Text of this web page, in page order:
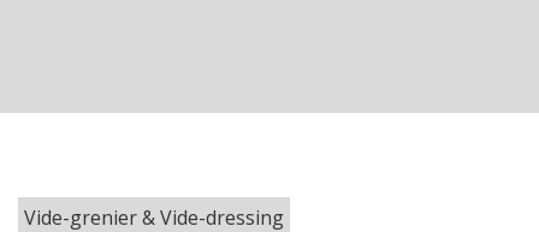
Vide-grenier & Vide-dressing